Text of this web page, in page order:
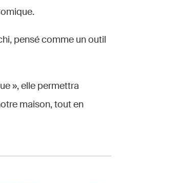
pensé comme un outil
», elle permettra
maison, tout en